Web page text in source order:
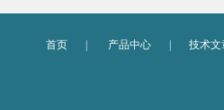
首页 产品中心 技术文